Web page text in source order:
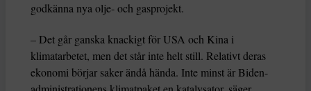
godkänna nya olje- och gasprojekt.
– Det går ganska knackigt för USA och Kina i
klimatarbetet, men det står inte helt still. Relativt deras
ekonomi börjar saker ändå hända. Inte minst är Biden-